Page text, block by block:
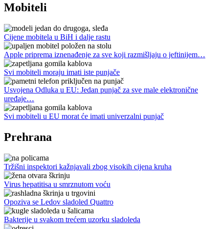
Mobiteli
Cijene mobitela u BiH i dalje rastu
Apple priprema iznenađenje za sve koji razmišljaju o jeftinijem…
Svi mobiteli moraju imati iste punjače
Usvojena Odluka u EU: Jedan punjač za sve male elektronične
uređaje…
Svi mobiteli u EU morat će imati univerzalni punjač
Prehrana
Tržišni inspektori kažnjavali zbog visokih cijena kruha
Virus hepatitisa u smrznutom voću
Opoziva se Ledov sladoled Quattro
Bakterije u svakom trećem uzorku sladoleda